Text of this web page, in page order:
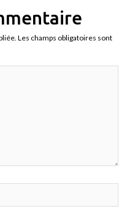
Les champs obligatoires sont